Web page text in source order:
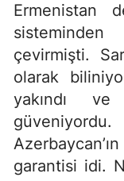
Ermenistan
çevirmişti.
olarak
yakındı
garantisi idi.